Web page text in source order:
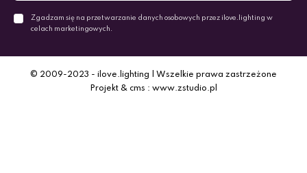
Zgadzam się na przetwarzanie danych osobowych przez ilove.lighting w
celach marketingowych.
© 2009-2023 - ilove.lighting | Wszelkie prawa zastrzeżone
Projekt & cms : www.zstudio.pl